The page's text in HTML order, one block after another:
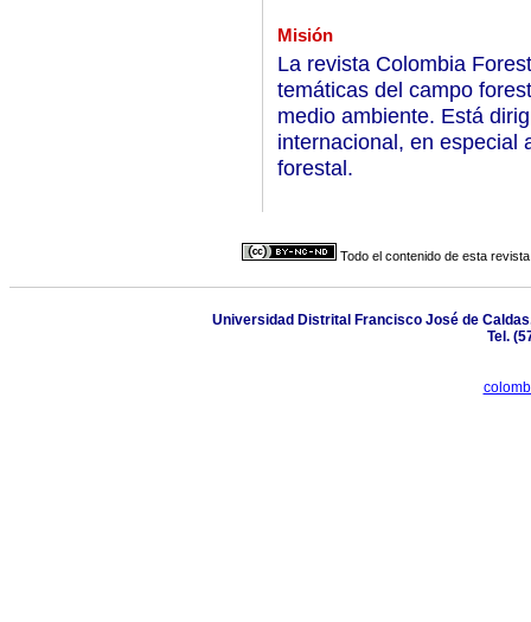
Misión
La revista Colombia
temáticas del campo
medio ambiente. Está
internacional, en especial
forestal.
Todo el contenido de esta
Universidad Distrital Francisco José de
Tel.